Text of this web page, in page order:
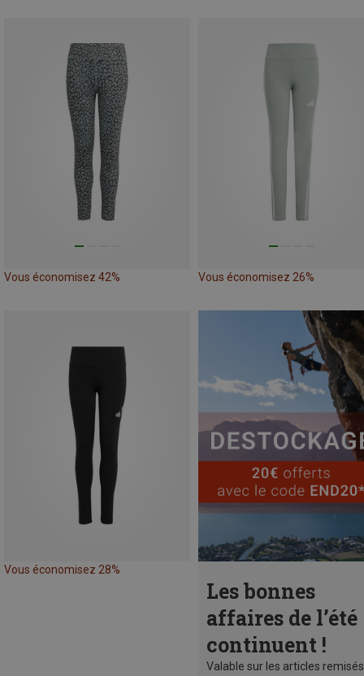
Vous économisez 42% Vous économisez 26%
Vous économisez 28%
Les bonnes
affaires de l’été
continuent !
Valable sur les articles remisés